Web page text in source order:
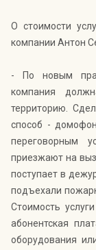
О стоимости
компании Антон
- По новым
компания
территорию.
способ -
переговорным
приезжают на
поступает в
подъехали
Стоимость
абонентская
оборудования